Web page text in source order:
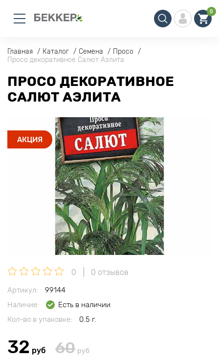
0
Главная Каталог Семена
Просо
Просо декоративное Салют Аэлита
ПРОСО ДЕКОРАТИВНОЕ
САЛЮТ АЭЛИТА
АКЦИЯ
0 0 отзывов
Артикул:
99144
Наличие:
Есть в наличии
Кол-во в упаковке:
0.5 г.
32 руб 60 руб